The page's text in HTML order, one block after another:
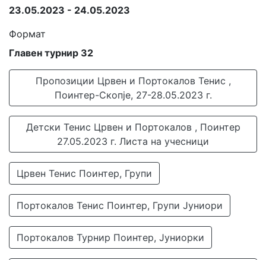
23.05.2023 - 24.05.2023
Формат
Главен турнир 32
Пропозиции Црвен и Портокалов Тенис ,
Поинтер-Скопје, 27-28.05.2023 г.
Детски Тенис Црвен и Портокалов , Поинтер
27.05.2023 г. Листа на учесници
Црвен Тенис Поинтер, Групи
Портокалов Тенис Поинтер, Групи Јуниори
Портокалов Турнир Поинтер, Јуниорки